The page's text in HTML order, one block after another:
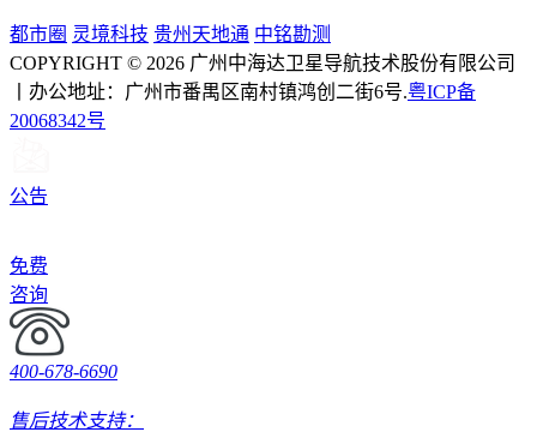
都市圈 灵境科技 贵州天地通 中铭勘测
COPYRIGHT © 2026 广州中海达卫星导航技术股份有限公司
丨办公地址：广州市番禺区南村镇鸿创二街6号.粤ICP备
20068342号
公告
免费
咨询
400-678-6690
售后技术支持：